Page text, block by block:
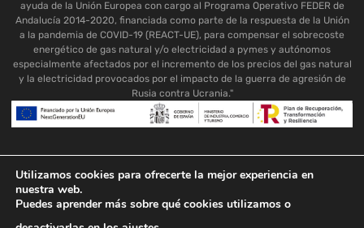
ayuda de la Unión Europea con cargo al Programa Operativo FEDER de
Andalucía 2014-2020, financiada como parte de la respuesta de la Unión
a la pandemia de COVID-19 (REACT-UE), para compensar el sobrecoste
energético de gas natural y/o electricidad a pymes y autónomos
especialmente afectados por el incremento de los precios del gas natural
y la electricidad provocados por el impacto de la guerra de agresión de
Rusia contra Ucrania."
Utilizamos cookies para ofrecerte la mejor experiencia en
nuestra web.
Puedes aprender más sobre qué cookies utilizamos o